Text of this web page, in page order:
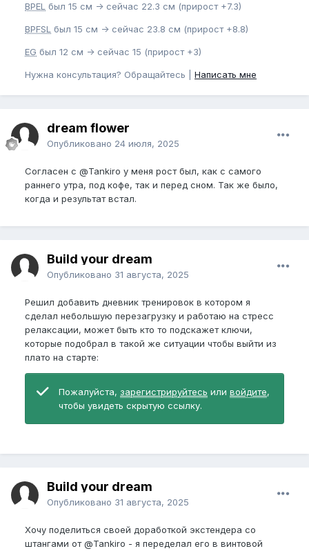
BPEL был 15 см -> сейчас 22.3 см (прирост +7.3)
BPFSL был 15 см -> сейчас 23.8 см (прирост +8.8)
EG был 12 см -> сейчас 15 (прирост +3)
Нужна консультация? Обращайтесь | Написать мне
dream flower
Опубликовано 24 июля, 2025
Согласен с @Tankiro у меня рост был, как с самого
раннего утра, под кофе, так и перед сном. Так же было,
когда и результат встал.
Build your dream
Опубликовано 31 августа, 2025
Решил добавить дневник тренировок в котором я
сделал небольшую перезагрузку и работаю на стресс
релаксации, может быть кто то подскажет ключи,
которые подобрал в такой же ситуации чтобы выйти из
плато на старте:
Пожалуйста, зарегистрируйтесь или войдите,
чтобы увидеть скрытую ссылку.
Build your dream
Опубликовано 31 августа, 2025
Хочу поделиться своей доработкой экстендера со
штангами от@Tankiro - я переделал его в винтовой